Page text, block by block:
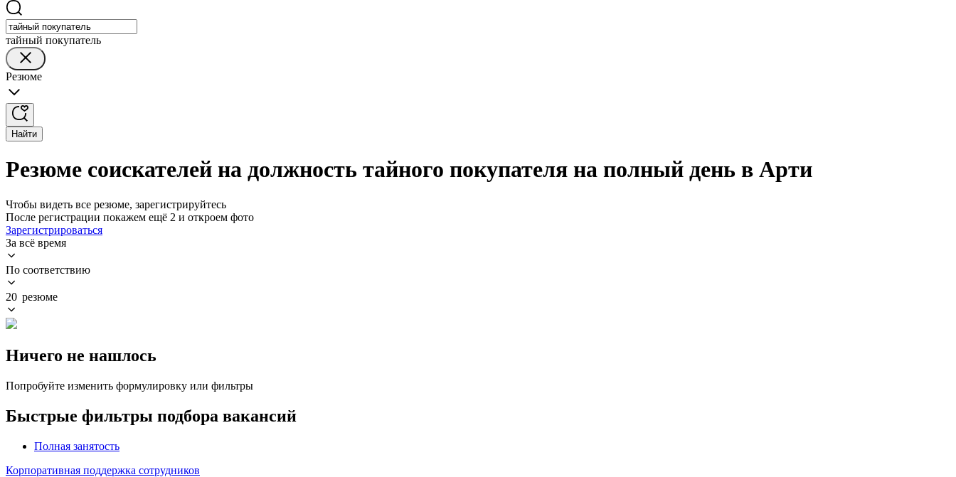
тайный покупатель
Резюме
Найти
Резюме соискателей на должность тайного покупателя на полный день в Арти
Чтобы видеть все резюме, зарегистрируйтесь
После регистрации покажем ещё 2 и откроем фото
Зарегистрироваться
За всё время
По соответствию
20 резюме
Ничего не нашлось
Попробуйте изменить формулировку или фильтры
Быстрые фильтры подбора вакансий
Полная занятость
Корпоративная поддержка сотрудников